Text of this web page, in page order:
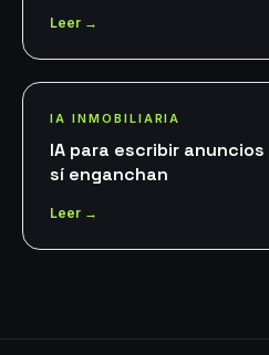
Leer →
IA INMOBILIARIA
IA para escribir
sí enganchan
Leer →